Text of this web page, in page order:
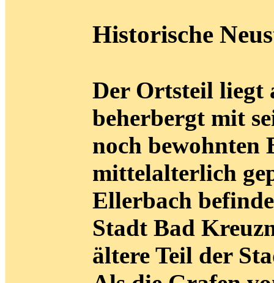
Historische
Der Ortsteil liegt
beherbergt mit
noch bewohnten
mittelalterlich
Ellerbach
Stadt Bad
ältere Teil der